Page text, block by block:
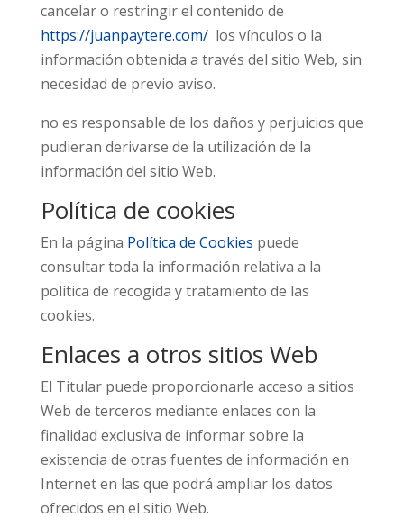
cancelar o restringir el contenido de
https://juanpaytere.com/los vínculos o la
información obtenida a través del sitio Web, sin
necesidad de previo aviso.
no es responsable de los daños y perjuicios que
pudieran derivarse de la utilización de la
información del sitio Web.
Política de cookies
En la página Política de Cookies puede
consultar toda la información relativa a la
política de recogida y tratamiento de las
cookies.
Enlaces a otros sitios Web
El Titular puede proporcionarle acceso a sitios
Web de terceros mediante enlaces con la
finalidad exclusiva de informar sobre la
existencia de otras fuentes de información en
Internet en las que podrá ampliar los datos
ofrecidos en el sitio Web.